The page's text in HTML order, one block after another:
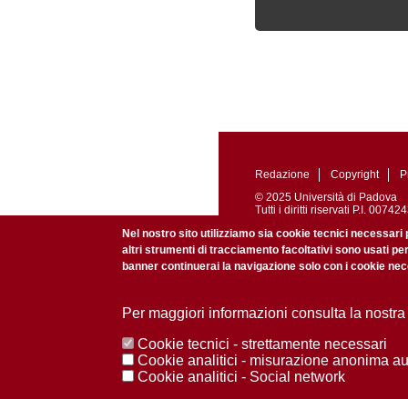
Redazione Copyright
© 2025 Università di Padova
Tutti i diritti riservati P.I.
Nel nostro sito utilizziamo sia cookie tecnici
altri strumenti di tracciamento facoltativi sono usati
banner continuerai la navigazione solo con i cookie
Per maggiori informazioni consulta la
Cookie tecnici - strettamente necessari
Cookie analitici - misurazione anonima
Cookie analitici - Social network